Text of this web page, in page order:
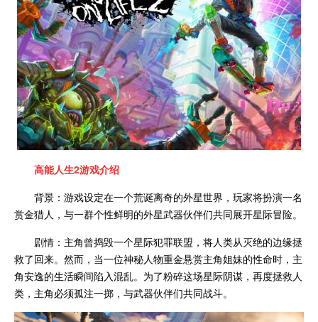
高能人生2游戏介绍
背景：游戏设定在一个荒诞离奇的外星世界，玩家将扮演一名
赏金猎人，与一群个性鲜明的外星武器伙伴们共同展开星际冒险。
剧情：主角曾捣毁一个星际犯罪联盟，将人类从灭绝的边缘拯
救了回来。然而，当一位神秘人物重金悬赏主角姐妹的性命时，主
角安逸的生活瞬间陷入混乱。为了粉碎这场星际阴谋，再度拯救人
类，主角必须孤注一掷，与武器伙伴们共同战斗。